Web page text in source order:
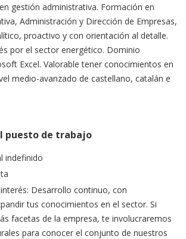
gestión administrativa. Formación en
Administración y Dirección de Empresas,
proactivo y con orientación al detalle.
por el sector energético. Dominio
Excel. Valorable tener conocimientos en
medio-avanzado de castellano, catalán e
puesto de trabajo
indefinido
Desarrollo continuo, con
tus conocimientos en el sector. Si
facetas de la empresa, te involucraremos
para conocer el conjunto de nuestros